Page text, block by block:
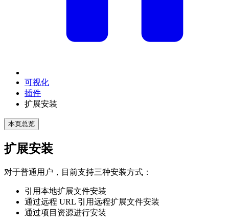
可视化
插件
扩展安装
本页总览
扩展安装
对于普通用户，目前支持三种安装方式：
引用本地扩展文件安装
通过远程 URL 引用远程扩展文件安装
通过项目资源进行安装